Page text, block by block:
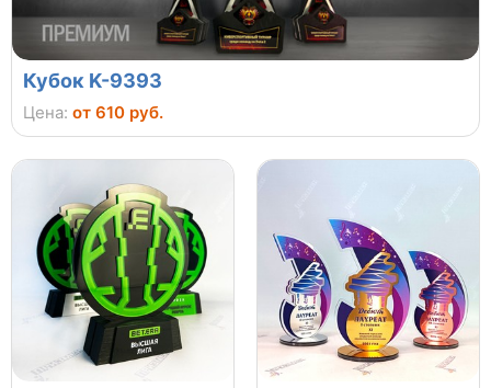
Кубок K-9393
Цена: от 610 руб.